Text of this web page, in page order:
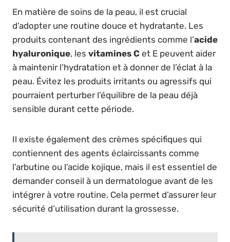
En matière de soins de la peau, il est crucial
d’adopter une routine douce et hydratante. Les
produits contenant des ingrédients comme l’acide
hyaluronique, les vitamines C et E peuvent aider
à maintenir l’hydratation et à donner de l’éclat à la
peau. Évitez les produits irritants ou agressifs qui
pourraient perturber l’équilibre de la peau déjà
sensible durant cette période.
Il existe également des crèmes spécifiques qui
contiennent des agents éclaircissants comme
l’arbutine ou l’acide kojique, mais il est essentiel de
demander conseil à un dermatologue avant de les
intégrer à votre routine. Cela permet d’assurer leur
sécurité d’utilisation durant la grossesse.